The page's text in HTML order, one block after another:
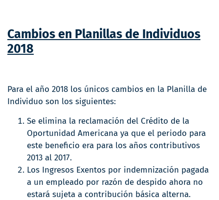
Cambios en Planillas de Individuos
2018
Para el año 2018 los únicos cambios en la Planilla de
Individuo son los siguientes:
Se elimina la reclamación del Crédito de la
Oportunidad Americana ya que el periodo para
este beneficio era para los años contributivos
2013 al 2017.
Los Ingresos Exentos por indemnización pagada
a un empleado por razón de despido ahora no
estará sujeta a contribución básica alterna.